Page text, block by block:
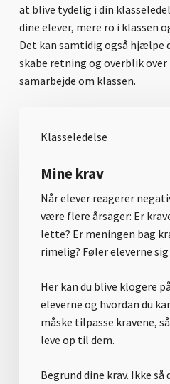
at blive tydelig i din
dine elever, mere ro i klassen
Det kan samtidig også hjælpe
skabe retning og overblik
samarbejde om klassen.
Klasseledelse
Mine krav
Når elever reagerer
være flere årsager: Er
lette? Er meningen bag
rimelig? Føler eleverne
Her kan du blive klogere
eleverne og hvordan du
måske tilpasse kravene,
leve op til dem.
Begrund dine krav. Ikke så